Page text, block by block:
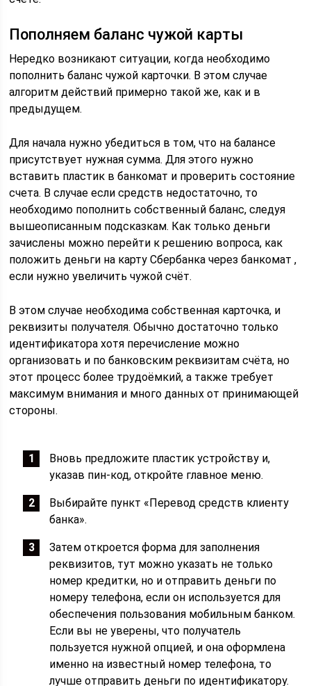
Пополняем баланс чужой карты
Нередко возникают ситуации, когда необходимо
пополнить баланс чужой карточки. В этом случае
алгоритм действий примерно такой же, как и в
предыдущем.
Для начала нужно убедиться в том, что на балансе
присутствует нужная сумма. Для этого нужно
вставить пластик в банкомат и проверить состояние
счета. В случае если средств недостаточно, то
необходимо пополнить собственный баланс, следуя
вышеописанным подсказкам. Как только деньги
зачислены можно перейти к решению вопроса, как
положить деньги на карту Сбербанка через банкомат ,
если нужно увеличить чужой счёт.
В этом случае необходима собственная карточка, и
реквизиты получателя. Обычно достаточно только
идентификатора хотя перечисление можно
организовать и по банковским реквизитам счёта, но
этот процесс более трудоёмкий, а также требует
максимум внимания и много данных от принимающей
стороны.
Вновь предложите пластик устройству и,
указав пин-код, откройте главное меню.
Выбирайте пункт «Перевод средств клиенту
банка».
Затем откроется форма для заполнения
реквизитов, тут можно указать не только
номер кредитки, но и отправить деньги по
номеру телефона, если он используется для
обеспечения пользования мобильным банком.
Если вы не уверены, что получатель
пользуется нужной опцией, и она оформлена
именно на известный номер телефона, то
лучше отправить деньги по идентификатору.